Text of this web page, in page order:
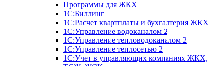
Программы для ЖКХ
1С:Биллинг
1С:Расчет квартплаты и бухгалтерия ЖКХ
1С:Управление водоканалом 2
1С:Управление тепловодоканалом 2
1С:Управление теплосетью 2
1С:Учет в управляющих компаниях ЖКХ,